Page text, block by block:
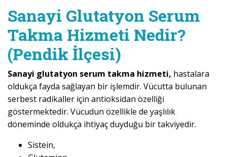
Sanayi Glutatyon Serum
Takma Hizmeti Nedir?
(Pendik İlçesi)
Sanayi glutatyon serum takma hizmeti, hastalara
oldukça fayda sağlayan bir işlemdir. Vücutta bulunan
serbest radikaller için antioksidan özelliği
göstermektedir. Vücudun özellikle de yaşlılık
döneminde oldukça ihtiyaç duyduğu bir takviyedir.
Sistein,